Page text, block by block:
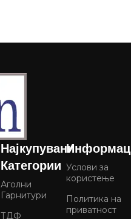
Најкупувани
Категории
Аголни
Гарнитури
ТДФ
Услови за
користење
Политика на
приватност